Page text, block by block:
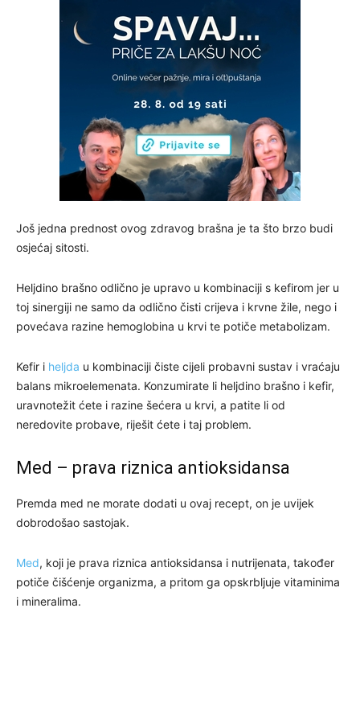
Još jedna prednost ovog zdravog brašna je ta što brzo budi
osjećaj sitosti.
Heljdino brašno odlično je upravo u kombinaciji s kefirom jer u
toj sinergiji ne samo da odlično čisti crijeva i krvne žile, nego i
povećava razine hemoglobina u krvi te potiče metabolizam.
Kefir i heljda u kombinaciji čiste cijeli probavni sustav i vraćaju
balans mikroelemenata. Konzumirate li heljdino brašno i kefir,
uravnotežit ćete i razine šećera u krvi, a patite li od
neredovite probave, riješit ćete i taj problem.
Med – prava riznica antioksidansa
Premda med ne morate dodati u ovaj recept, on je uvijek
dobrodošao sastojak.
Med, koji je prava riznica antioksidansa i nutrijenata, također
potiče čišćenje organizma, a pritom ga opskrbljuje vitaminima
i mineralima.